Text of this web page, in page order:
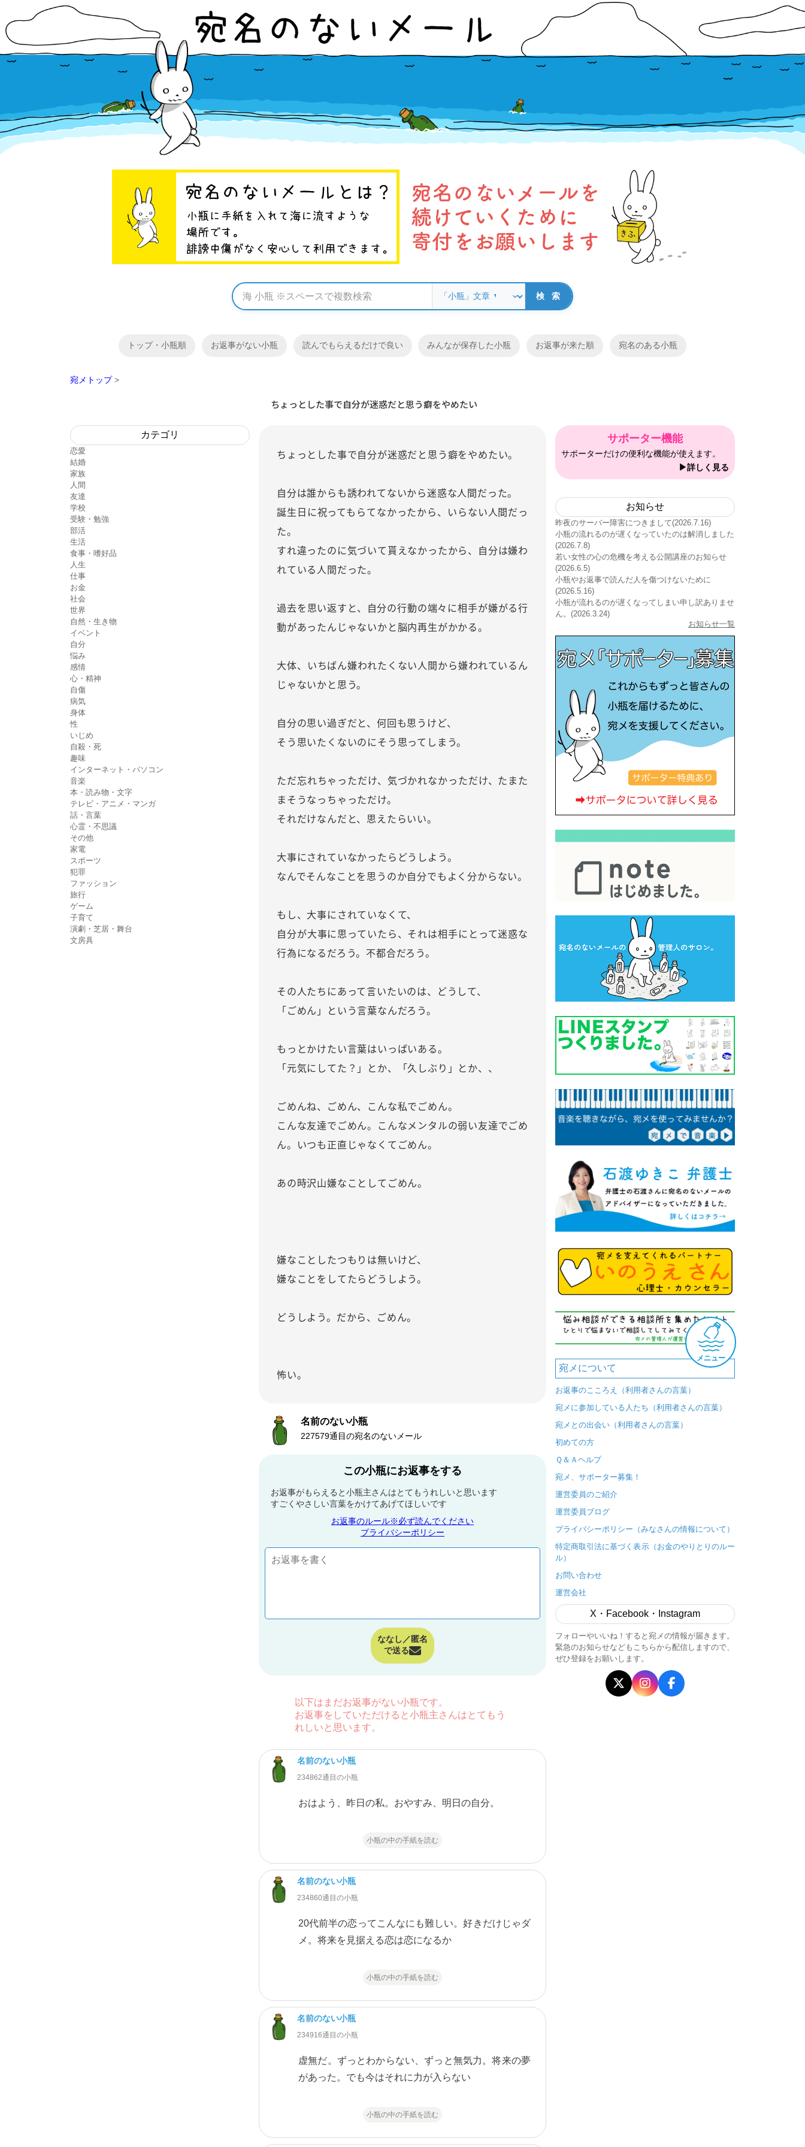
メニュー
トップ・小瓶順 お返事がない小瓶 読んでもらえるだけで良い みんなが保存した小瓶 お返事が来た順 宛名のある小瓶
宛メトップ >
ちょっとした事で自分が迷惑だと思う癖をやめたい
カテゴリ
恋愛
結婚
家族
人間
友達
学校
受験・勉強
部活
生活
食事・嗜好品
人生
仕事
お金
社会
世界
自然・生き物
イベント
自分
悩み
感情
心・精神
自傷
病気
身体
性
いじめ
自殺・死
趣味
インターネット・パソコン
音楽
本・読み物・文字
テレビ・アニメ・マンガ
話・言葉
心霊・不思議
その他
家電
スポーツ
犯罪
ファッション
旅行
ゲーム
子育て
演劇・芝居・舞台
文房具
ちょっとした事で自分が迷惑だと思う癖をやめたい。
自分は誰からも誘われてないから迷惑な人間だった。
誕生日に祝ってもらてなかったから、いらない人間だっ
た。
すれ違ったのに気づいて貰えなかったから、自分は嫌わ
れている人間だった。
過去を思い返すと、自分の行動の端々に相手が嫌がる行
動があったんじゃないかと脳内再生がかかる。
大体、いちばん嫌われたくない人間から嫌われているん
じゃないかと思う。
自分の思い過ぎだと、何回も思うけど、
そう思いたくないのにそう思ってしまう。
ただ忘れちゃっただけ、気づかれなかっただけ、たまた
まそうなっちゃっただけ。
それだけなんだと、思えたらいい。
大事にされていなかったらどうしよう。
なんでそんなことを思うのか自分でもよく分からない。
もし、大事にされていなくて、
自分が大事に思っていたら、それは相手にとって迷惑な
行為になるだろう。不都合だろう。
その人たちにあって言いたいのは、どうして、
「ごめん」という言葉なんだろう。
もっとかけたい言葉はいっぱいある。
「元気にしてた？」とか、「久しぶり」とか、、
ごめんね、ごめん、こんな私でごめん。
こんな友達でごめん。こんなメンタルの弱い友達でごめ
ん。いつも正直じゃなくてごめん。
あの時沢山嫌なことしてごめん。
嫌なことしたつもりは無いけど、
嫌なことをしてたらどうしよう。
どうしよう。だから、ごめん。
怖い。
名前のない小瓶
227579通目の宛名のないメール
この小瓶にお返事をする
お返事がもらえると小瓶主さんはとてもうれしいと思います
すごくやさしい言葉をかけてあげてほしいです
お返事のルール※必ず読んでください
プライバシーポリシー
ななし／匿名
で送る
以下はまだお返事がない小瓶です。
お返事をしていただけると小瓶主さんはとてもう
れしいと思います。
名前のない小瓶
234862通目の小瓶
おはよう、昨日の私。おやすみ、明日の自分。
小瓶の中の手紙を読む
名前のない小瓶
234860通目の小瓶
20代前半の恋ってこんなにも難しい。好きだけじゃダ
メ。将来を見据える恋は恋になるか
小瓶の中の手紙を読む
名前のない小瓶
234916通目の小瓶
虚無だ。ずっとわからない、ずっと無気力。将来の夢
があった。でも今はそれに力が入らない
小瓶の中の手紙を読む
サポーター機能
サポーターだけの便利な機能が使えます。
▶詳しく見る
お知らせ
昨夜のサーバー障害につきまして(2026.7.16)
小瓶の流れるのが遅くなっていたのは解消しました
(2026.7.8)
若い女性の心の危機を考える公開講座のお知らせ
(2026.6.5)
小瓶やお返事で読んだ人を傷つけないために
(2026.5.16)
小瓶が流れるのが遅くなってしまい申し訳ありませ
ん。(2026.3.24)
お知らせ一覧
宛メについて
お返事のこころえ（利用者さんの言葉）
宛メに参加している人たち（利用者さんの言葉）
宛メとの出会い（利用者さんの言葉）
初めての方
Ｑ＆Ａヘルプ
宛メ、サポーター募集！
運営委員のご紹介
運営委員ブログ
プライバシーポリシー（みなさんの情報について）
特定商取引法に基づく表示（お金のやりとりのルー
ル）
お問い合わせ
運営会社
X・Facebook・Instagram
フォローやいいね！すると宛メの情報が届きます。
緊急のお知らせなどもこちらから配信しますので、
ぜひ登録をお願いします。